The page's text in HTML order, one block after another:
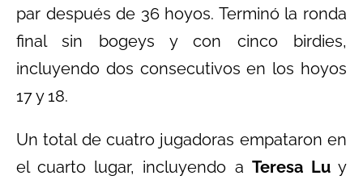
par después de 36 hoyos. Terminó la ronda
final sin bogeys y con cinco birdies,
incluyendo dos consecutivos en los hoyos
17 y 18.
Un total de cuatro jugadoras empataron en
el cuarto lugar, incluyendo a Teresa Luy